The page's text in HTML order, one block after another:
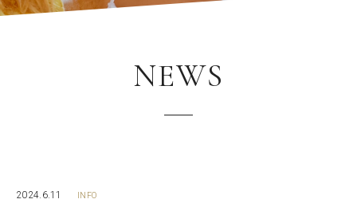
NEWS
2024.6.11 INFO